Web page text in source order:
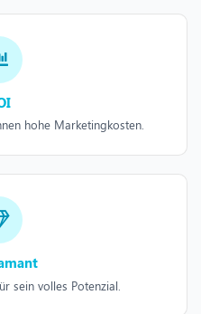
hohe Marketingkosten.
sein volles Potenzial.